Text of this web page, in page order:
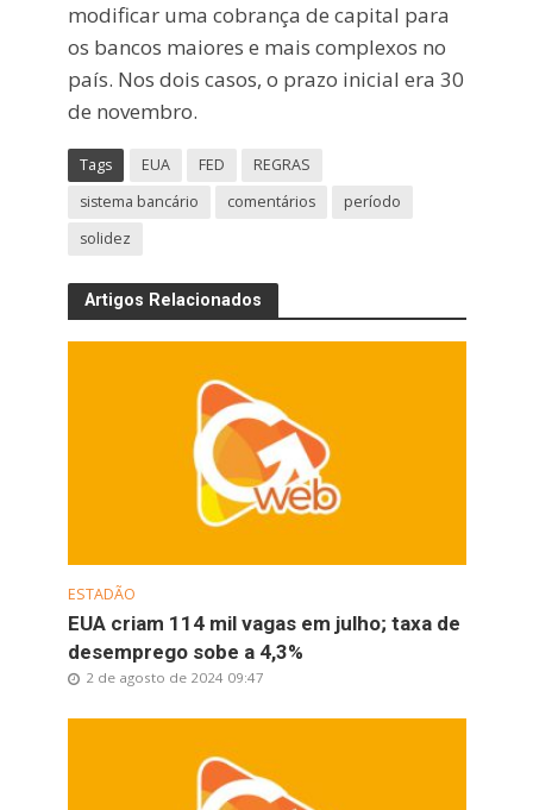
modificar uma cobrança de capital para
os bancos maiores e mais complexos no
país. Nos dois casos, o prazo inicial era 30
de novembro.
Tags EUA FED
REGRAS
sistema bancário
comentários
período
solidez
Artigos Relacionados
ESTADÃO
EUA criam 114 mil vagas em julho; taxa de
desemprego sobe a 4,3%
2 de agosto de 2024 09:47